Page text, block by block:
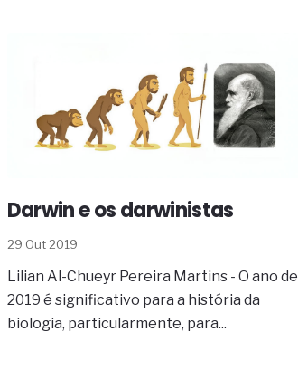
Darwin e os darwinistas
29 Out 2019
Lilian Al-Chueyr Pereira Martins - O ano de
2019 é significativo para a história da
biologia, particularmente, para...